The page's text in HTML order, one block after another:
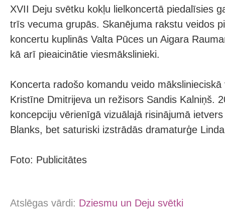
XVII Deju svētku kokļu lielkoncertā piedalīsies
trīs vecuma grupās. Skanējuma rakstu veidos
koncertu kuplinās Valta Pūces un Aigara
kā arī pieaicinātie viesmākslinieki.
Koncerta radošo komandu veido
Kristīne Dmitrijeva un režisors Sandis Kalniņš.
koncepciju vērienīgā vizuālajā risinājumā
Blanks, bet saturiski izstrādās dramaturģe
Foto: Publicitātes
Atslēgas vārdi: Dziesmu un Deju svētki